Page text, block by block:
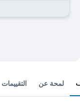
لمحة عن التقييمات